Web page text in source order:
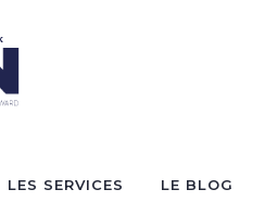
LES SERVICES LE BLOG